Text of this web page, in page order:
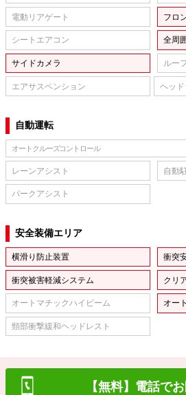
電動リアゲート フロ
シートエアコン 全周
サイドカメラ ルー
エアサスペンション ヘッ
自動運転
オートクルーズコントロール
レーンアシスト 自動
パークアシスト
安全装備エリア
横滑り防止装置 衝突
衝突被害軽減システム クリ
オートマチックハイビーム オー
頸部衝撃緩和ヘッドレスト
【無料】電話で